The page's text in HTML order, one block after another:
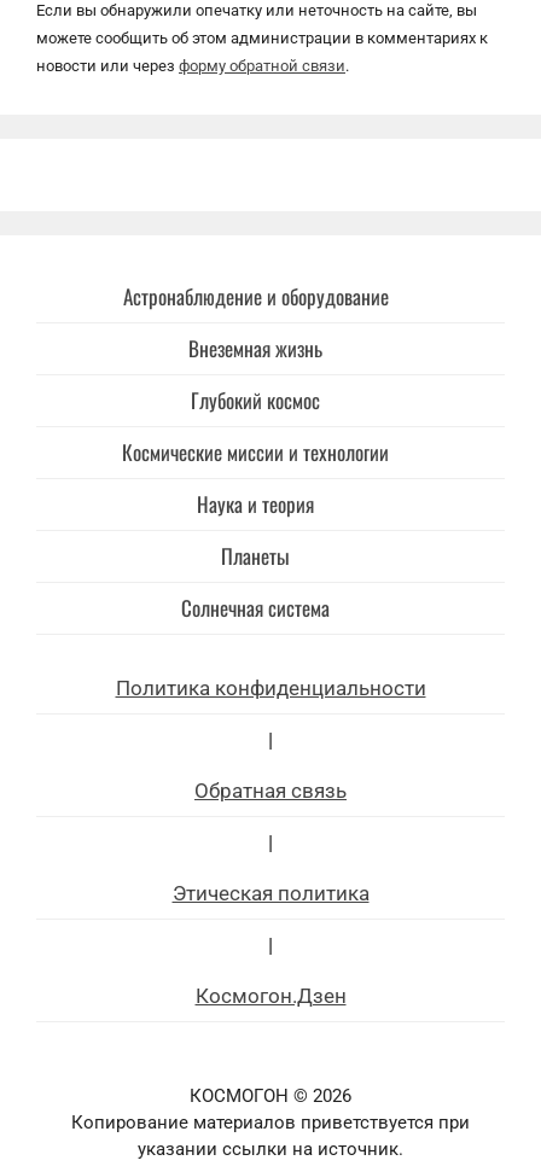
Если вы обнаружили опечатку или неточность на сайте, вы
можете сообщить об этом администрации в комментариях к
новости или через форму обратной связи.
Астронаблюдение и оборудование
Внеземная жизнь
Глубокий космос
Космические миссии и технологии
Наука и теория
Планеты
Солнечная система
Политика конфиденциальности
|
Обратная связь
|
Этическая политика
|
Космогон.Дзен
КОСМОГОН © 2026
Копирование материалов приветствуется при
указании ссылки на источник.